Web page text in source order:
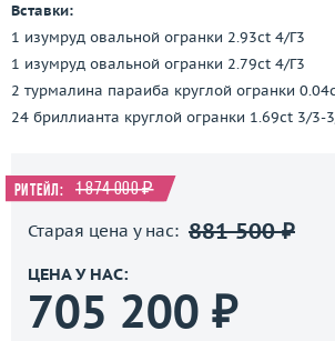
Вставки:
1 изумруд овальной огранки 2.93ct 4/Г3
1 изумруд овальной огранки 2.79ct 4/Г3
2 турмалина параиба круглой огранки
24 бриллианта круглой огранки 1.69ct 3/3-
Ритейл: 1 874 000 ₽
Старая цена у нас: 881 500 ₽
ЦЕНА У НАС:
705 200 ₽